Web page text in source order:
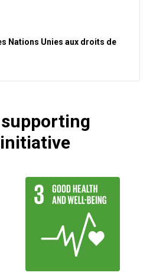
Nations Unies aux droits de
supporting